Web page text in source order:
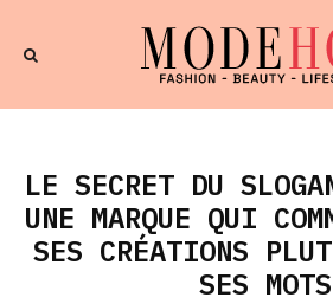
LE SECRET DU
UNE MARQUE QUI
SES CRÉATIONS
SES MOTS